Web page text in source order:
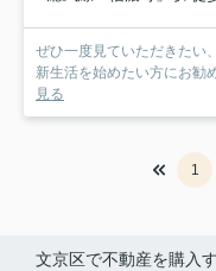
ぜひ一度見ていただきたい
新生活を始めたい方にお勧
見る
1
文京区で不動産を購入